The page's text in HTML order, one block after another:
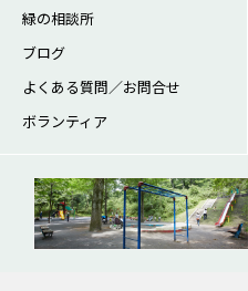
緑の相談所
ブログ
よくある質問／お問合せ
ボランティア